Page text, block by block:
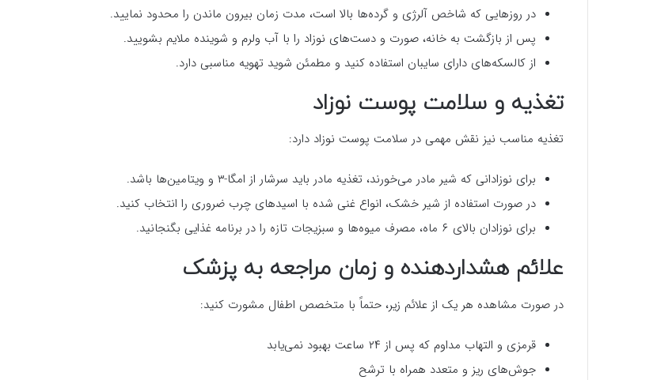
در روزهایی که شاخص آلرژی و گرده‌ها بالا است، مدت زمان بیرون ماندن را محدود نمایید.
پس از بازگشت به خانه، صورت و دست‌های نوزاد را با آب ولرم و شوینده ملایم بشویید.
از کالسکه‌های دارای سایبان استفاده کنید و مطمئن شوید تهویه مناسبی دارد.
تغذیه و سلامت پوست نوزاد
تغذیه مناسب نیز نقش مهمی در سلامت پوست نوزاد دارد:
برای نوزادانی که شیر مادر می‌خورند، تغذیه مادر باید سرشار از امگا-۳ و ویتامین‌ها باشد.
در صورت استفاده از شیر خشک، انواع غنی شده با اسیدهای چرب ضروری را انتخاب کنید.
برای نوزادان بالای ۶ ماه، مصرف میوه‌ها و سبزیجات تازه را در برنامه غذایی بگنجانید.
علائم هشداردهنده و زمان مراجعه به پزشک
در صورت مشاهده هر یک از علائم زیر، حتماً با متخصص اطفال مشورت کنید:
قرمزی و التهاب مداوم که پس از ۲۴ ساعت بهبود نمی‌یابد
جوش‌های ریز و متعدد همراه با ترشح